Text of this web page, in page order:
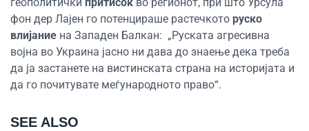
фон дер Лајен го потенцираше растечкото руско
влијание на Западен Балкан: „Руската агресивна
војна во Украина јасно ни дава до знаење дека треба
да ја застанете на вистинската страна на историјата и
да го почитувате меѓународното право“.
SEE ALSO